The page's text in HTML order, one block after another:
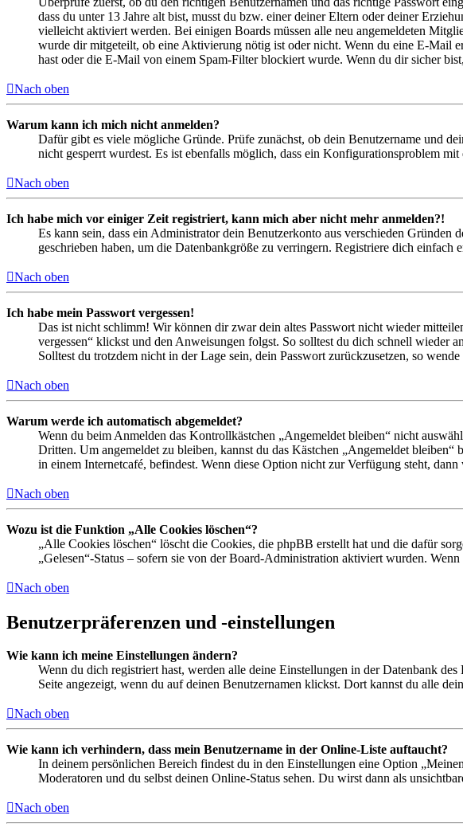
dass du unter 13 Jahre alt bist, musst du bzw. einer deiner Eltern oder deiner
vielleicht aktiviert werden. Bei einigen Boards müssen alle neu angemeldeten
wurde dir mitgeteilt, ob eine Aktivierung nötig ist oder nicht. Wenn du eine E-Mail
hast oder die E-Mail von einem Spam-Filter blockiert wurde. Wenn du dir sicher
Nach oben
Warum kann ich mich nicht anmelden?
Dafür gibt es viele mögliche Gründe. Prüfe zunächst, ob dein Benutzername und
nicht gesperrt wurdest. Es ist ebenfalls möglich, dass ein Konfigurationsproblem
Nach oben
Ich habe mich vor einiger Zeit registriert, kann mich aber nicht mehr anmelden?!
Es kann sein, dass ein Administrator dein Benutzerkonto aus verschieden
geschrieben haben, um die Datenbankgröße zu verringern. Registriere dich
Nach oben
Ich habe mein Passwort vergessen!
Das ist nicht schlimm! Wir können dir zwar dein altes Passwort nicht wieder
vergessen“ klickst und den Anweisungen folgst. So solltest du dich schnell wieder
Solltest du trotzdem nicht in der Lage sein, dein Passwort zurückzusetzen, so
Nach oben
Warum werde ich automatisch abgemeldet?
Wenn du beim Anmelden das Kontrollkästchen „Angemeldet bleiben“ nicht
Dritten. Um angemeldet zu bleiben, kannst du das Kästchen „Angemeldet
in einem Internetcafé, befindest. Wenn diese Option nicht zur Verfügung steht,
Nach oben
Wozu ist die Funktion „Alle Cookies löschen“?
„Alle Cookies löschen“ löscht die Cookies, die phpBB erstellt hat und die dafür
„Gelesen“-Status – sofern sie von der Board-Administration aktiviert wurden.
Nach oben
Benutzerpräferenzen und -einstellungen
Wie kann ich meine Einstellungen ändern?
Wenn du dich registriert hast, werden alle deine Einstellungen in der Datenbank
Seite angezeigt, wenn du auf deinen Benutzernamen klickst. Dort kannst du alle
Nach oben
Wie kann ich verhindern, dass mein Benutzername in der Online-Liste auftaucht?
In deinem persönlichen Bereich findest du in den Einstellungen eine Option
Moderatoren und du selbst deinen Online-Status sehen. Du wirst dann als
Nach oben